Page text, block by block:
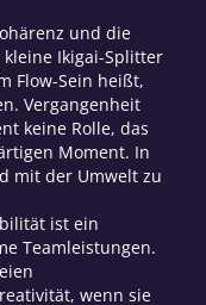
und die
Ikigai-Splitter
Flow-Sein heißt,
Vergangenheit
keine Rolle, das
Moment. In
mit der Umwelt zu
ist ein
Teamleistungen.
wenn sie